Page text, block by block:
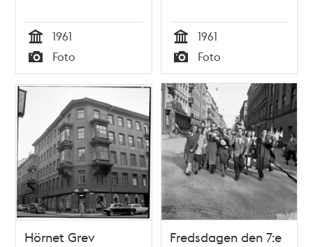
Tid
1961
Typ
Foto Tid
1961
Typ
Foto
Hörnet Grev
Fredsdagen den 7:e